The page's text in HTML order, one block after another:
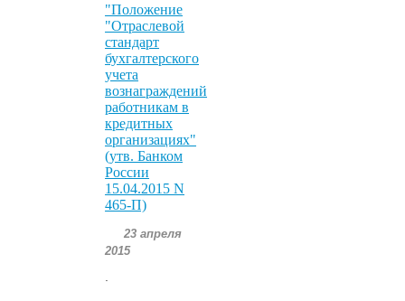
"Положение
"Отраслевой
стандарт
бухгалтерского
учета
вознаграждений
работникам в
кредитных
организациях"
(утв. Банком
России
15.04.2015 N
465-П)
23 апреля
2015
.